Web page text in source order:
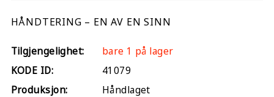
HÅNDTERING – EN AV EN SINN
Tilgjengelighet:
bare 1 på lager
KODE ID:
41079
Produksjon:
Håndlaget